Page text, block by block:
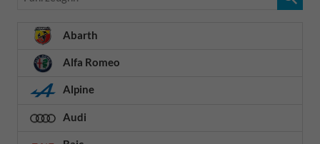
Abarth
Alfa Romeo
Alpine
Audi